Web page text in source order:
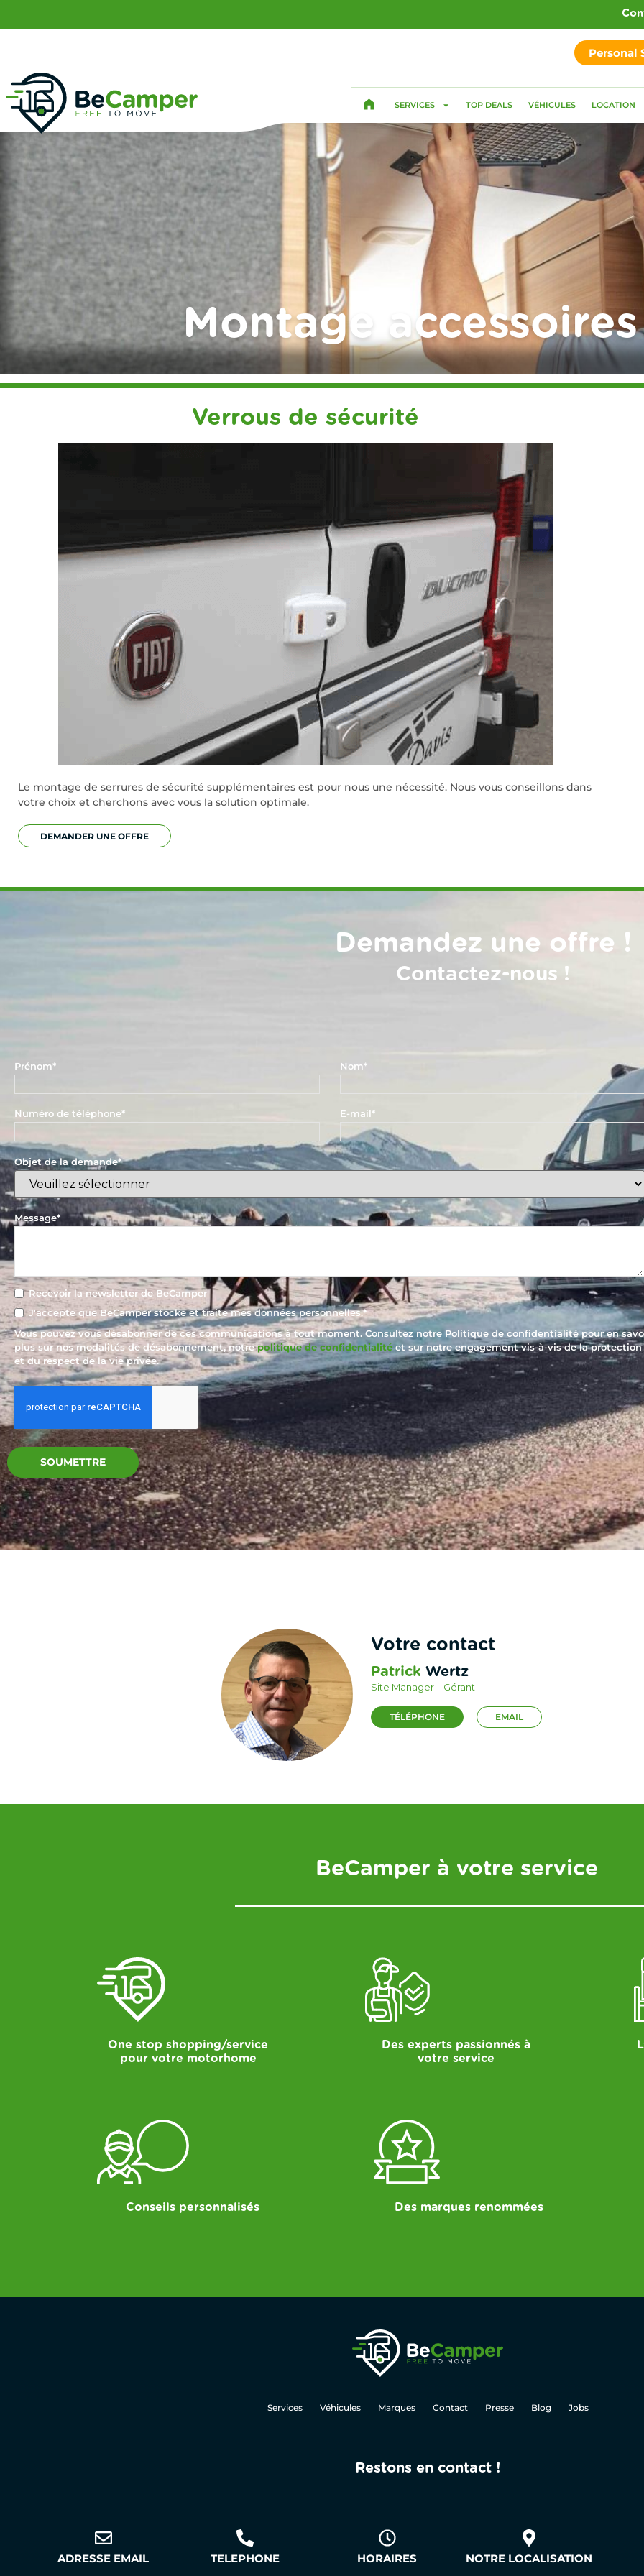
Personal
SERVICES TOP DEALS VÉHICULES LOCATION
Montage accessoires
Verrous de sécurité
Le montage de serrures de sécurité supplémentaires est pour nous une nécessité. Nous vous conseillons dans
votre choix et cherchons avec vous la solution optimale.
DEMANDER UNE OFFRE
Demandez une offre !
Contactez-nous !
Prénom* Nom*
Numéro de téléphone* E-mail*
Objet de la demande*
Message*
Recevoir la newsletter de BeCamper
J'accepte que BeCamper stocke et traite mes données personnelles.*
Vous pouvez vous désabonner de ces communications à tout moment. Consultez notre Politique de confidentialité pour en
plus sur nos modalités de désabonnement, notrepolitique de confidentialité et sur notre engagement vis-à-vis de la protection
et du respect de la vie privée.
Votre contact
Patrick Wertz
Site Manager – Gérant
TÉLÉPHONE EMAIL
BeCamper à votre service
One stop shopping/service
pour votre motorhome
Des experts passionnés à
votre service
Conseils personnalisés Des marques renommées
Services Véhicules Marques Contact Presse Blog Jobs
Restons en contact !
ADRESSE EMAIL TELEPHONE HORAIRES NOTRE LOCALISATION